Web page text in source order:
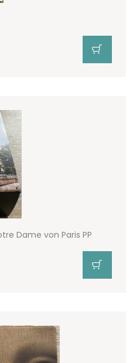
Dame von Paris PP